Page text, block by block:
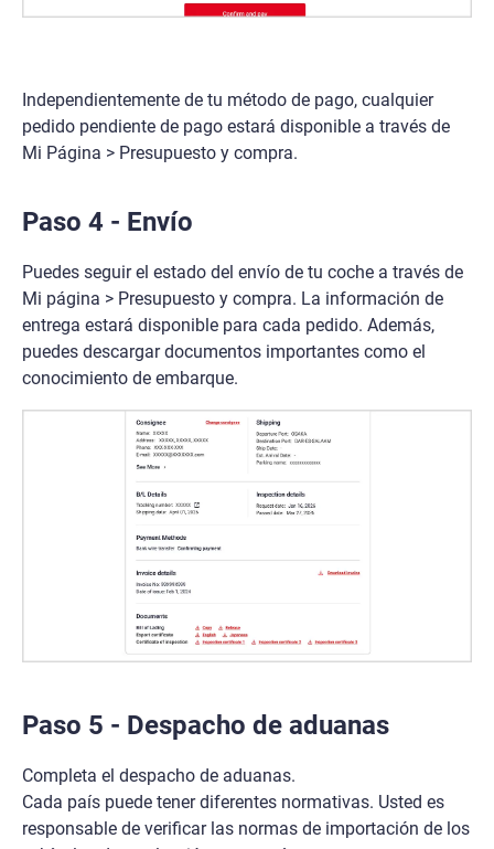
Independientemente de tu método de pago, cualquier
pedido pendiente de pago estará disponible a través de
Mi Página > Presupuesto y compra.
Paso 4 - Envío
Puedes seguir el estado del envío de tu coche a través de
Mi página > Presupuesto y compra. La información de
entrega estará disponible para cada pedido. Además,
puedes descargar documentos importantes como el
conocimiento de embarque.
Paso 5 - Despacho de aduanas
Completa el despacho de aduanas.
Cada país puede tener diferentes normativas. Usted es
responsable de verificar las normas de importación de los